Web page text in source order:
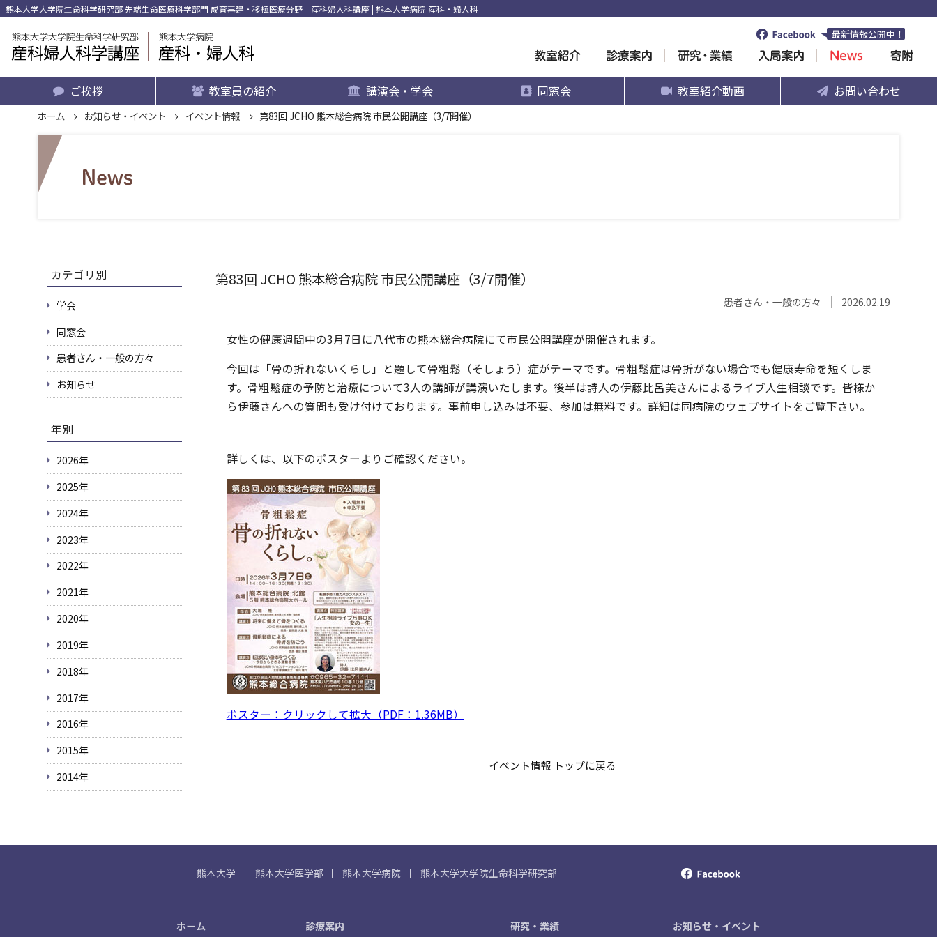
熊本大学大学院生命科学研究部 先端生命医療科学部門 成育再建・移植医療分野 産科婦人科講座 | 熊本大学病院 産科・婦人科
最新情報公開中！
ご挨拶 教室員の紹介 講演会・学会 同窓会 教室紹介動画 お問い合わせ
ホーム お知らせ・イベント イベント情報 第83回 JCHO 熊本総合病院 市民公開講座（3/7開催）
第83回 JCHO 熊本総合病院 市民公開講座（3/7開催）
患者さん・一般の方々 2026.02.19
女性の健康週間中の3月7日に八代市の熊本総合病院にて市民公開講座が開催されます。
今回は「骨の折れないくらし」と題して骨粗鬆（そしょう）症がテーマです。骨粗鬆症は骨折がない場合でも健康寿命を短くしま
す。骨粗鬆症の予防と治療について3人の講師が講演いたします。後半は詩人の伊藤比呂美さんによるライブ人生相談です。皆様か
ら伊藤さんへの質問も受け付けております。事前申し込みは不要、参加は無料です。詳細は同病院のウェブサイトをご覧下さい。
詳しくは、以下のポスターよりご確認ください。
ポスター：クリックして拡大（PDF：1.36MB）
イベント情報 トップに戻る
カテゴリ別
学会
同窓会
患者さん・一般の方々
お知らせ
年別
2026年
2025年
2024年
2023年
2022年
2021年
2020年
2019年
2018年
2017年
2016年
2015年
2014年
熊本大学 熊本大学医学部 熊本大学病院 熊本大学大学院生命科学研究部
ホーム 診療案内 研究・業績 お知らせ・イベント